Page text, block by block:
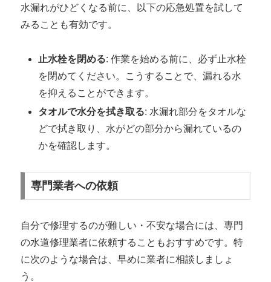
水漏れがひどくなる前に、以下の応急処置を試して
みることも有効です。
止水栓を閉める: 作業を始める前に、必ず止水栓
を閉めてください。こうすることで、漏れる水
を抑えることができます。
タオルで水分を拭き取る: 水漏れ部分をタオルな
どで拭き取り、水がどの部分から漏れているの
かを確認します。
専門業者への依頼
自分で修理するのが難しい・不安な場合には、専門
の水道修理業者に依頼することもおすすめです。特
に次のような場合は、早めに業者に相談しましょ
う。